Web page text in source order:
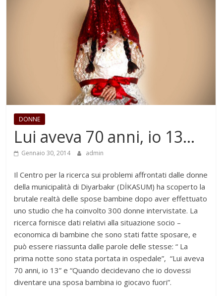
DONNE
Lui aveva 70 anni, io 13…
Gennaio 30, 2014 admin
Il Centro per la ricerca sui problemi affrontati dalle donne
della municipalità di Diyarbakır (DİKASUM) ha scoperto la
brutale realtà delle spose bambine dopo aver effettuato
uno studio che ha coinvolto 300 donne intervistate. La
ricerca fornisce dati relativi alla situazione socio –
economica di bambine che sono stati fatte sposare, e
può essere riassunta dalle parole delle stesse: “ La
prima notte sono stata portata in ospedale”, “Lui aveva
70 anni, io 13” e “Quando decidevano che io dovessi
diventare una sposa bambina io giocavo fuori”.